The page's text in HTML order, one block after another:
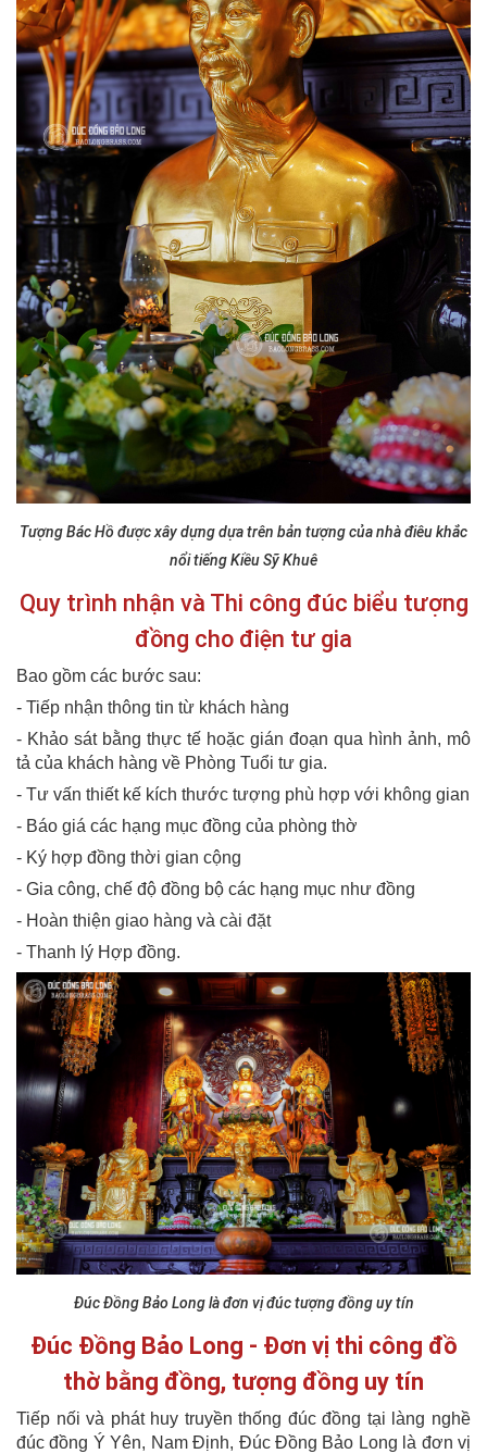
Tượng Bác Hồ được xây dựng dựa trên bản tượng của nhà điêu khắc
nổi tiếng Kiều Sỹ Khuê
Quy trình nhận và Thi công đúc biểu tượng
đồng cho điện tư gia
Bao gồm các bước sau:
- Tiếp nhận thông tin từ khách hàng
- Khảo sát bằng thực tế hoặc gián đoạn qua hình ảnh, mô
tả của khách hàng về Phòng Tuổi tư gia.
- Tư vấn thiết kế kích thước tượng phù hợp với không gian
- Báo giá các hạng mục đồng của phòng thờ
- Ký hợp đồng thời gian cộng
- Gia công, chế độ đồng bộ các hạng mục như đồng
- Hoàn thiện giao hàng và cài đặt
- Thanh lý Hợp đồng.
Đúc Đồng Bảo Long là đơn vị đúc tượng đồng uy tín
Đúc Đồng Bảo Long - Đơn vị thi công đồ
thờ bằng đồng, tượng đồng uy tín
Tiếp nối và phát huy truyền thống đúc đồng tại làng nghề
đúc đồng Ý Yên, Nam Định, Đúc Đồng Bảo Long là đơn vị